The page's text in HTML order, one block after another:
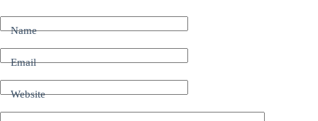
Name
Email
Website